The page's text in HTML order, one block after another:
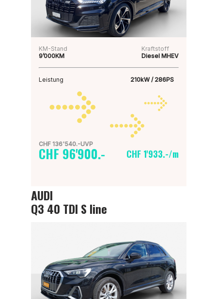
KM-Stand
9’000KM
Kraftstoff
Diesel MHEV
Leistung 210kW / 286PS
CHF 136'540.-UVP
CHF 96'900.- CHF 1'933.-/m
AUDI
Q3 40 TDI S line